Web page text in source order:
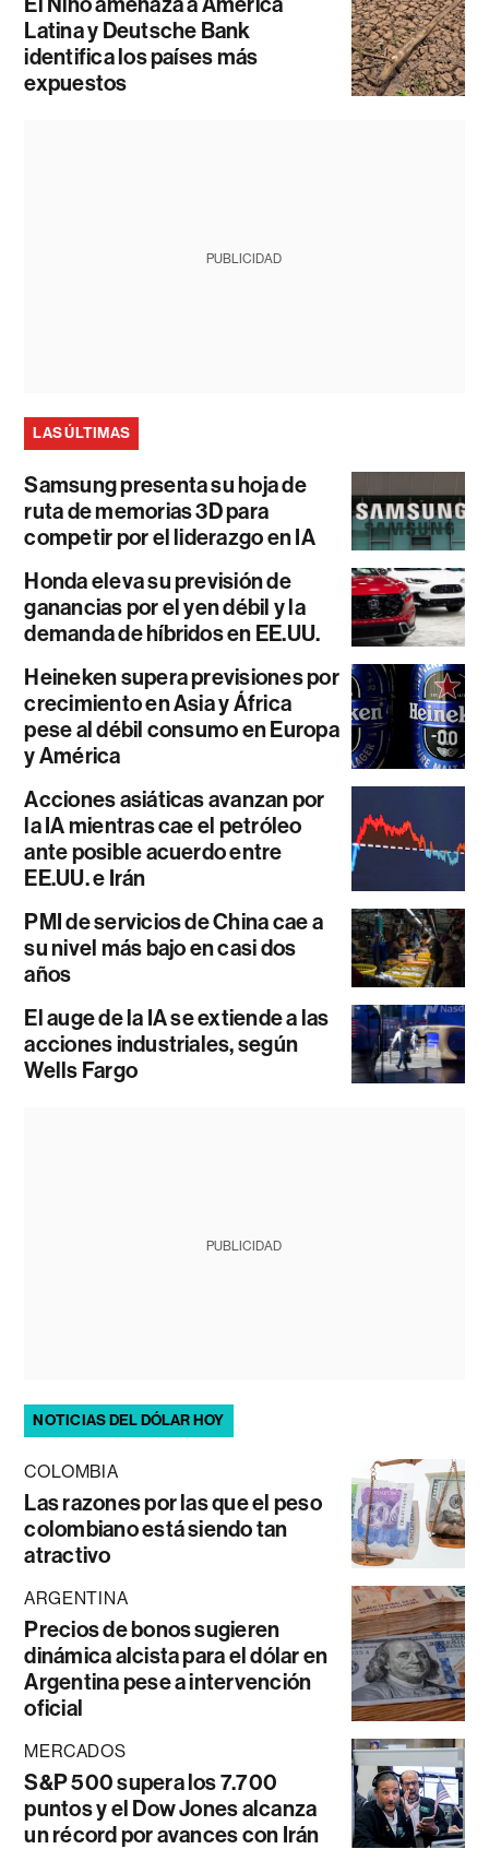
Latina y Deutsche Bank
identifica los países más
expuestos
PUBLICIDAD
LAS ÚLTIMAS
Samsung presenta su hoja de
ruta de memorias 3D para
competir por el liderazgo en IA
Honda eleva su previsión de
ganancias por el yen débil y la
demanda de híbridos en EE.UU.
Heineken supera previsiones por
crecimiento en Asia y África
pese al débil consumo en Europa
y América
Acciones asiáticas avanzan por
la IA mientras cae el petróleo
ante posible acuerdo entre
EE.UU. e Irán
PMI de servicios de China cae a
su nivel más bajo en casi dos
años
El auge de la IA se extiende a las
acciones industriales, según
Wells Fargo
PUBLICIDAD
NOTICIAS DEL DÓLAR HOY
COLOMBIA
Las razones por las que el peso
colombiano está siendo tan
atractivo
ARGENTINA
Precios de bonos sugieren
dinámica alcista para el dólar en
Argentina pese a intervención
oficial
MERCADOS
S&P 500 supera los 7.700
puntos y el Dow Jones alcanza
un récord por avances con Irán